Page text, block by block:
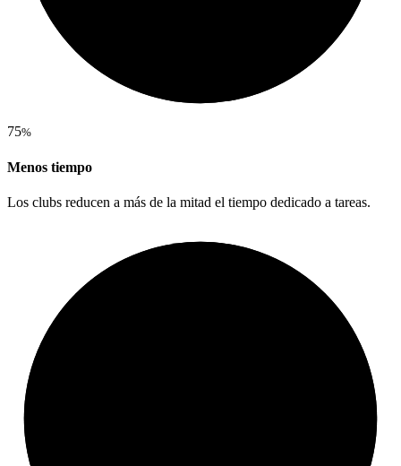
75%
Menos tiempo
Los clubs reducen a más de la mitad el tiempo dedicado a tareas.